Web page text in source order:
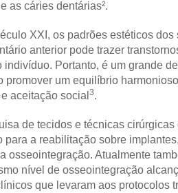
as cáries dentárias².
XXI, os padrões estéticos
anterior pode trazer
Portanto, é um grande
promover um equilíbrio
aceitação social 3.
de tecidos e técnicas cirúrgicas
para a reabilitação sobre
osseointegração. Atualmente
nível de osseointegração
que levaram aos protocolos